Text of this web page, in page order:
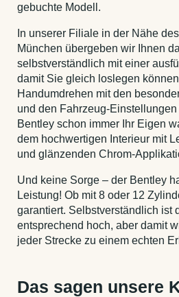
gebuchte Modell.
In unserer Filiale in der Nähe
München übergeben wir Ihnen
selbstverständlich mit einer
damit Sie gleich loslegen
Handumdrehen mit den
und den Fahrzeug-
Bentley schon immer Ihr Eigen
dem hochwertigen Interieur mit
und glänzenden Chrom-
Und keine Sorge – der Bentley
Leistung! Ob mit 8 oder 12
garantiert. Selbstverständlich ist
entsprechend hoch, aber damit
jeder Strecke zu einem echten
Das sagen unsere